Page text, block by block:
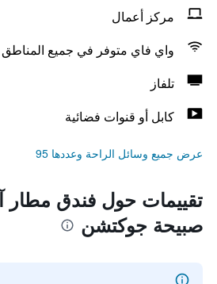
مركز أعمال
واي فاي متوفر في جميع المناطق
تلفاز
كابل أو قنوات فضائية
عرض جميع وسائل الراحة وعددها 95
تقييمات حول فندق
صبيحة جوكتشن